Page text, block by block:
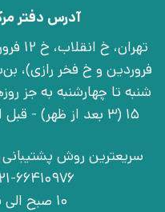
آدرس دفتر
15 (3 بعد از ظهر) - قبل از تشریف آوردن تماس بگیرید
سریعترین روش پشتیبانی
021-66410976 | 09030925756
10 صبح الی 15 (3 بعد از ظهر)